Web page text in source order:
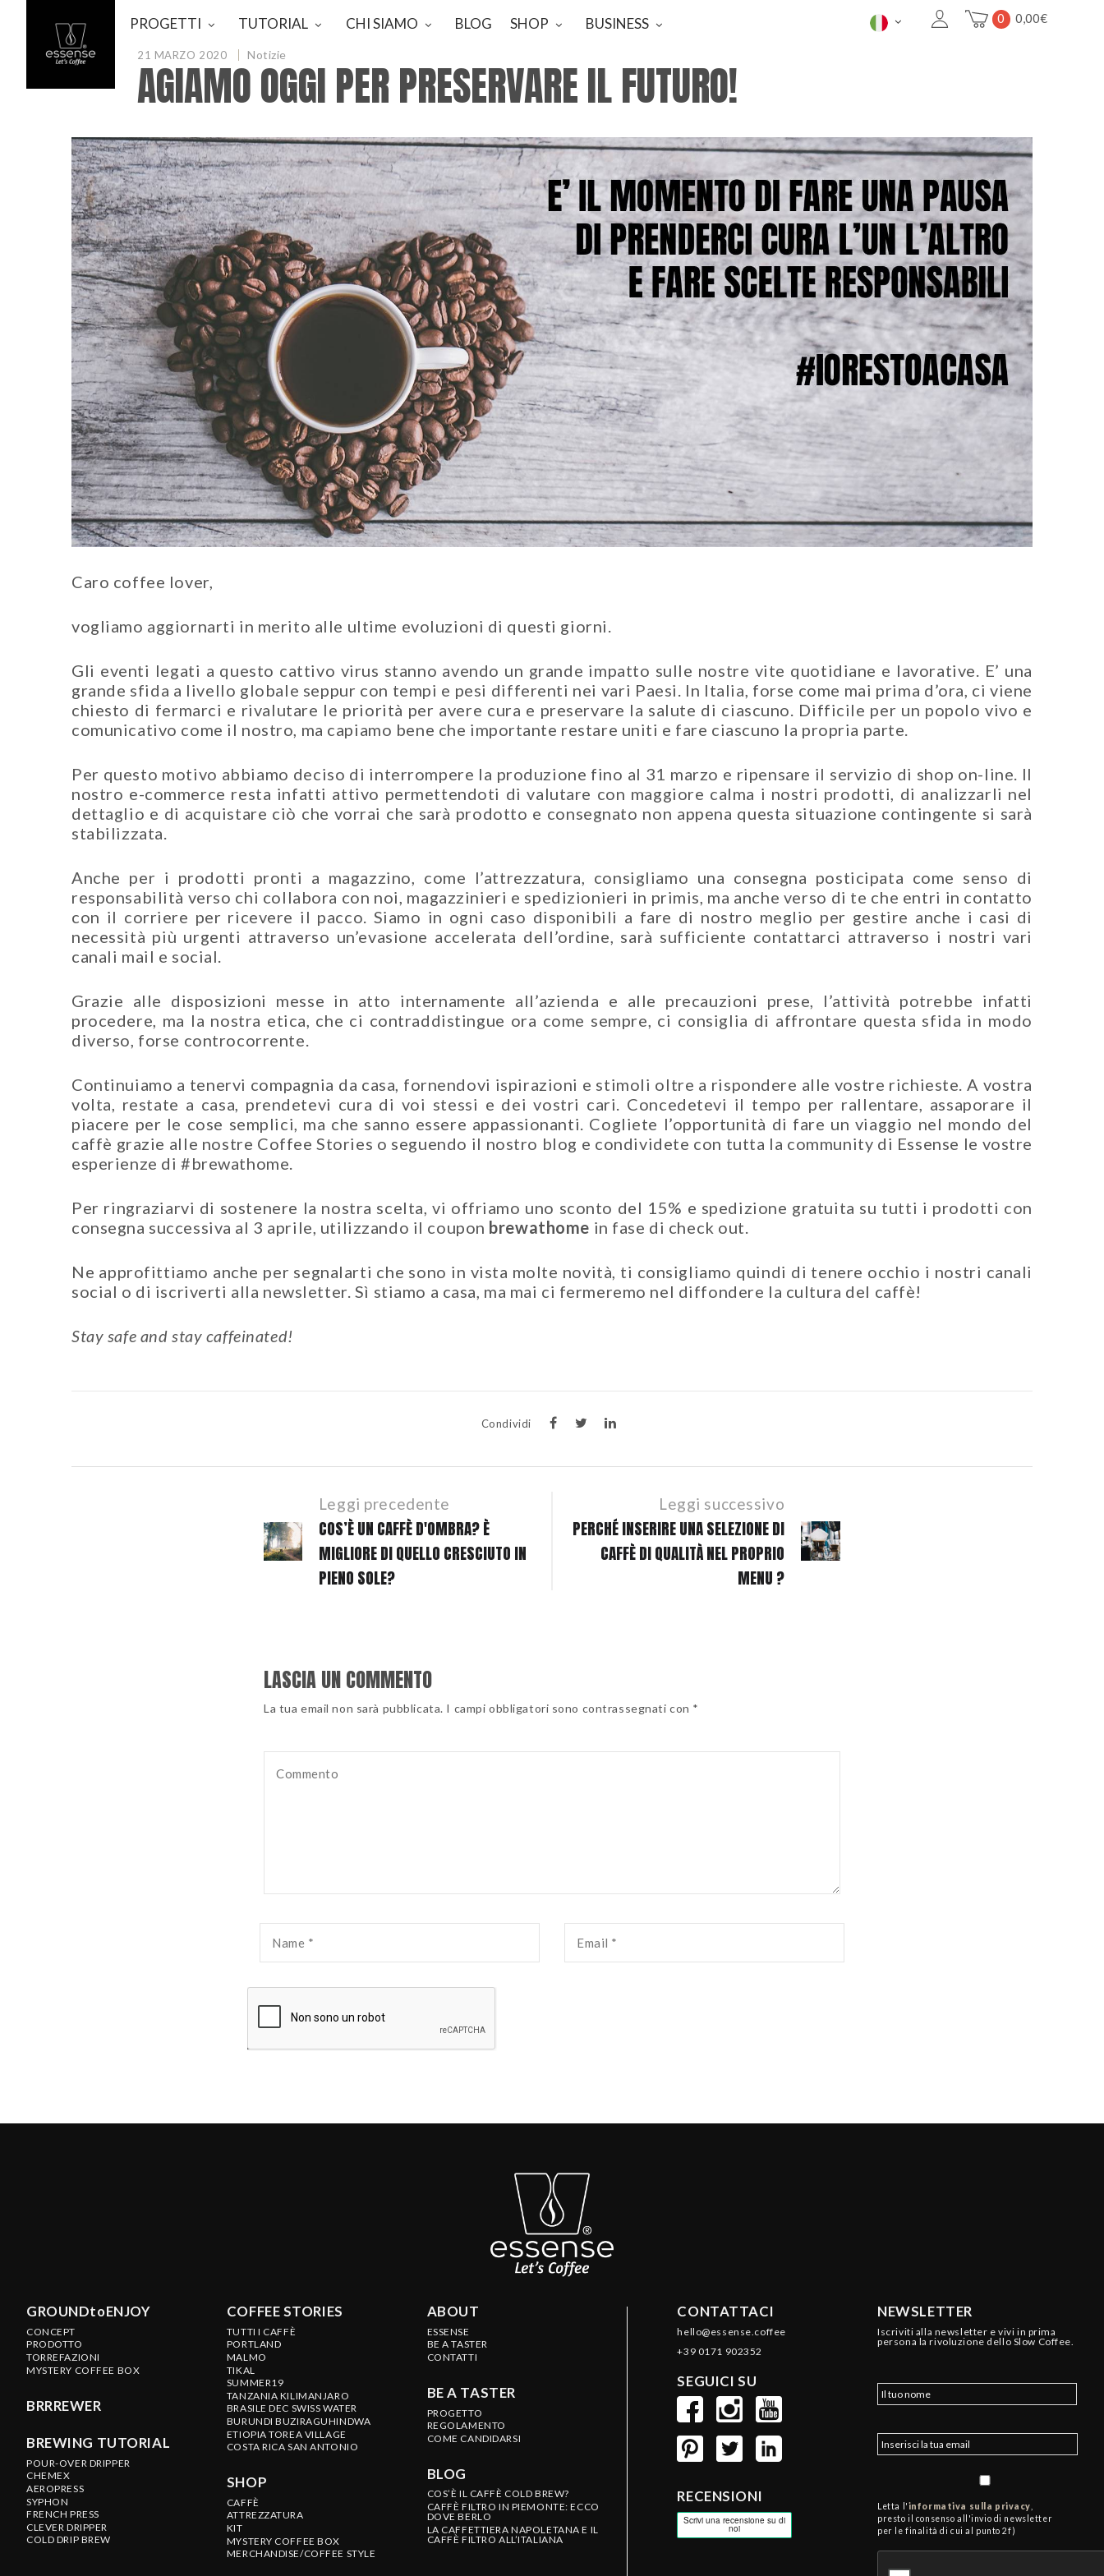
PROGETTI TUTORIAL CHI SIAMO BLOG SHOP BUSINESS 0 0,00€
21 MARZO 2020 Notizie
AGIAMO OGGI PER PRESERVARE IL FUTURO!
Caro coffee lover,
vogliamo aggiornarti in merito alle ultime evoluzioni di questi giorni.
Gli eventi legati a questo cattivo virus stanno avendo un grande impatto sulle nostre vite quotidiane e lavorative. E’ una
grande sfida a livello globale seppur con tempi e pesi differenti nei vari Paesi. In Italia, forse come mai prima d’ora, ci viene
chiesto di fermarci e rivalutare le priorità per avere cura e preservare la salute di ciascuno. Difficile per un popolo vivo e
comunicativo come il nostro, ma capiamo bene che importante restare uniti e fare ciascuno la propria parte.
Per questo motivo abbiamo deciso di interrompere la produzione fino al 31 marzo e ripensare il servizio di shop on-line. Il
nostro e-commerce resta infatti attivo permettendoti di valutare con maggiore calma i nostri prodotti, di analizzarli nel
dettaglio e di acquistare ciò che vorrai che sarà prodotto e consegnato non appena questa situazione contingente si sarà
stabilizzata.
Anche per i prodotti pronti a magazzino, come l’attrezzatura, consigliamo una consegna posticipata come senso di
responsabilità verso chi collabora con noi, magazzinieri e spedizionieri in primis, ma anche verso di te che entri in contatto
con il corriere per ricevere il pacco. Siamo in ogni caso disponibili a fare di nostro meglio per gestire anche i casi di
necessità più urgenti attraverso un’evasione accelerata dell’ordine, sarà sufficiente contattarci attraverso i nostri vari
canali mail e social.
Grazie alle disposizioni messe in atto internamente all’azienda e alle precauzioni prese, l’attività potrebbe infatti
procedere, ma la nostra etica, che ci contraddistingue ora come sempre, ci consiglia di affrontare questa sfida in modo
diverso, forse controcorrente.
Continuiamo a tenervi compagnia da casa, fornendovi ispirazioni e stimoli oltre a rispondere alle vostre richieste. A vostra
volta, restate a casa, prendetevi cura di voi stessi e dei vostri cari. Concedetevi il tempo per rallentare, assaporare il
piacere per le cose semplici, ma che sanno essere appassionanti. Cogliete l’opportunità di fare un viaggio nel mondo del
caffè grazie alle nostre Coffee Stories o seguendo il nostro blog e condividete con tutta la community di Essense le vostre
esperienze di #brewathome.
Per ringraziarvi di sostenere la nostra scelta, vi offriamo uno sconto del 15% e spedizione gratuita su tutti i prodotti con
consegna successiva al 3 aprile, utilizzando il coupon brewathome in fase di check out.
Ne approfittiamo anche per segnalarti che sono in vista molte novità, ti consigliamo quindi di tenere occhio i nostri canali
social o di iscriverti alla newsletter. Sì stiamo a casa, ma mai ci fermeremo nel diffondere la cultura del caffè!
Stay safe and stay caffeinated!
Condividi
Leggi precedente
COS’È UN CAFFÈ D'OMBRA? È
MIGLIORE DI QUELLO CRESCIUTO IN
PIENO SOLE?
Leggi successivo
PERCHÉ INSERIRE UNA SELEZIONE DI
CAFFÈ DI QUALITÀ NEL PROPRIO
MENU ?
LASCIA UN COMMENTO
La tua email non sarà pubblicata. I campi obbligatori sono contrassegnati con *
GROUNDtoENJOY
CONCEPT
PRODOTTO
TORREFAZIONI
MYSTERY COFFEE BOX
BRRREWER
BREWING TUTORIAL
POUR-OVER DRIPPER
CHEMEX
AEROPRESS
SYPHON
FRENCH PRESS
CLEVER DRIPPER
COLD DRIP BREW
COFFEE STORIES
TUTTI I CAFFÈ
PORTLAND
MALMO
TIKAL
SUMMER19
TANZANIA KILIMANJARO
BRASILE DEC SWISS WATER
BURUNDI BUZIRAGUHINDWA
ETIOPIA TOREA VILLAGE
COSTA RICA SAN ANTONIO
SHOP
CAFFÈ
ATTREZZATURA
KIT
MYSTERY COFFEE BOX
MERCHANDISE/COFFEE STYLE
ABOUT
ESSENSE
BE A TASTER
CONTATTI
BE A TASTER
PROGETTO
REGOLAMENTO
COME CANDIDARSI
BLOG
COS’È IL CAFFÈ COLD BREW?
CAFFÈ FILTRO IN PIEMONTE: ECCO
DOVE BERLO
LA CAFFETTIERA NAPOLETANA E IL
CAFFÈ FILTRO ALL’ITALIANA
CONTATTACI
hello@essense.coffee
+39 0171 902352
SEGUICI SU
RECENSIONI
NEWSLETTER
Iscriviti alla newsletter e vivi in prima
persona la rivoluzione dello Slow Coffee.
Letta l'informativa sulla privacy
presto il consenso all'invio di newsletter
per le finalità di cui al punto 2f)